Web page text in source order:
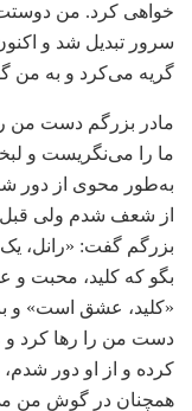
خواهی کرد. من
سرور تبدیل شد و
گریه می‌کرد و به من
مادر بزرگم دست من را
ما را می‌نگریست و
به‌طور محوی از دور
از شعف شدم ولی قبل
بزرگم گفت: «رانل، یک
بگو که کلید، محبت و
«کلید، عشق است» و
دست من را رها کرد
کرده و از او دور
همچنان در گوش من